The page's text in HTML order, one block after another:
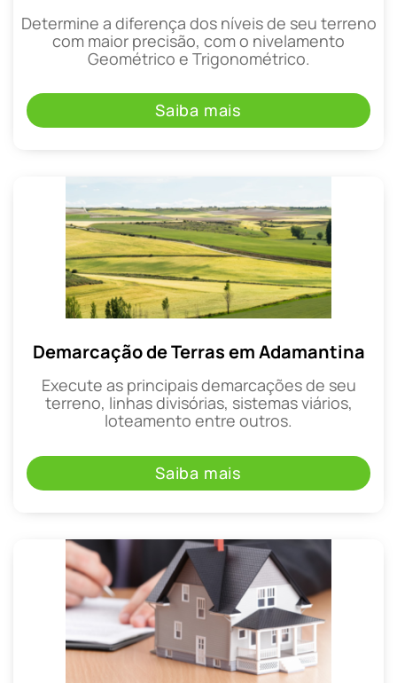
Determine a diferença dos níveis de seu terreno
com maior precisão, com o nivelamento
Geométrico e Trigonométrico.
Saiba mais
Demarcação de Terras em Adamantina
Execute as principais demarcações de seu
terreno, linhas divisórias, sistemas viários,
loteamento entre outros.
Saiba mais